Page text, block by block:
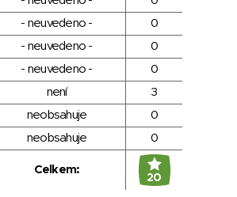
- neuvedeno -
0
- neuvedeno -
0
- neuvedeno -
0
není
3
neobsahuje
0
neobsahuje 0
Celkem:
20